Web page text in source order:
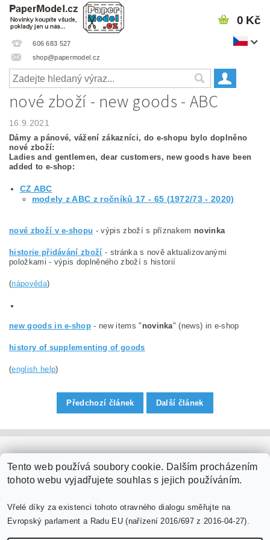
606 683 527
shop@papermodel.cz
0 Kč
nové zboží - new goods - ABC
16.9.2021
Dámy a pánové, vážení zákazníci, do e-shopu bylo doplněno
nové zboží:
Ladies and gentlemen, dear customers, new goods have been
added to e-shop:
CZ ABC
modely z ABC z ročníků 17 - 65 (1972/73 - 2020)
nové zboží v e-shopu - výpis zboží s příznakem novinka
historie přidávání zboží - stránka s nově aktualizovanými
položkami - výpis doplněného zboží s historií
(nápověda)
new goods in e-shop - new items " novinka" (news) in e-shop
history of supplementing of goods
(english help)
Předchozí článek Další článek
Tento web používá soubory cookie. Dalším procházením
tohoto webu vyjadřujete souhlas s jejich používáním.
Vřelé díky za existenci tohoto otravného dialogu směřujte na
Evropský parlament a Radu EU (nařízení 2016/697 z 2016-04-27).